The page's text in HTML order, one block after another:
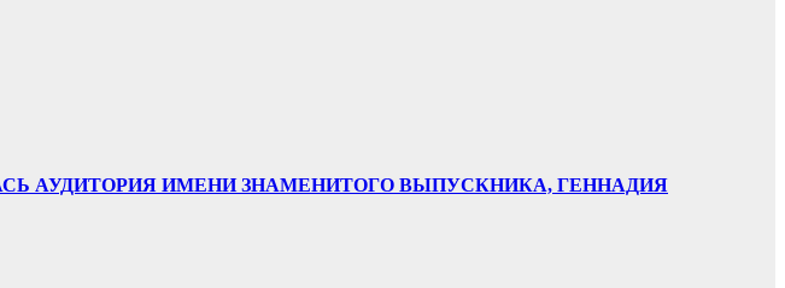
АУДИТОРИЯ ИМЕНИ ЗНАМЕНИТОГО ВЫПУСКНИКА, ГЕННАДИЯ